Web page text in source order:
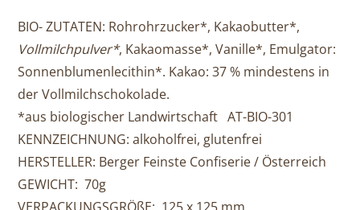
BIO- ZUTATEN: Rohrohrzucker*, Kakaobutter*,
Vollmilchpulver*, Kakaomasse*, Vanille*, Emulgator:
Sonnenblumenlecithin*. Kakao: 37 % mindestens in
der Vollmilchschokolade.
*aus biologischer Landwirtschaft AT-BIO-301
KENNZEICHNUNG: alkoholfrei, glutenfrei
HERSTELLER: Berger Feinste Confiserie / Österreich
GEWICHT: 70g